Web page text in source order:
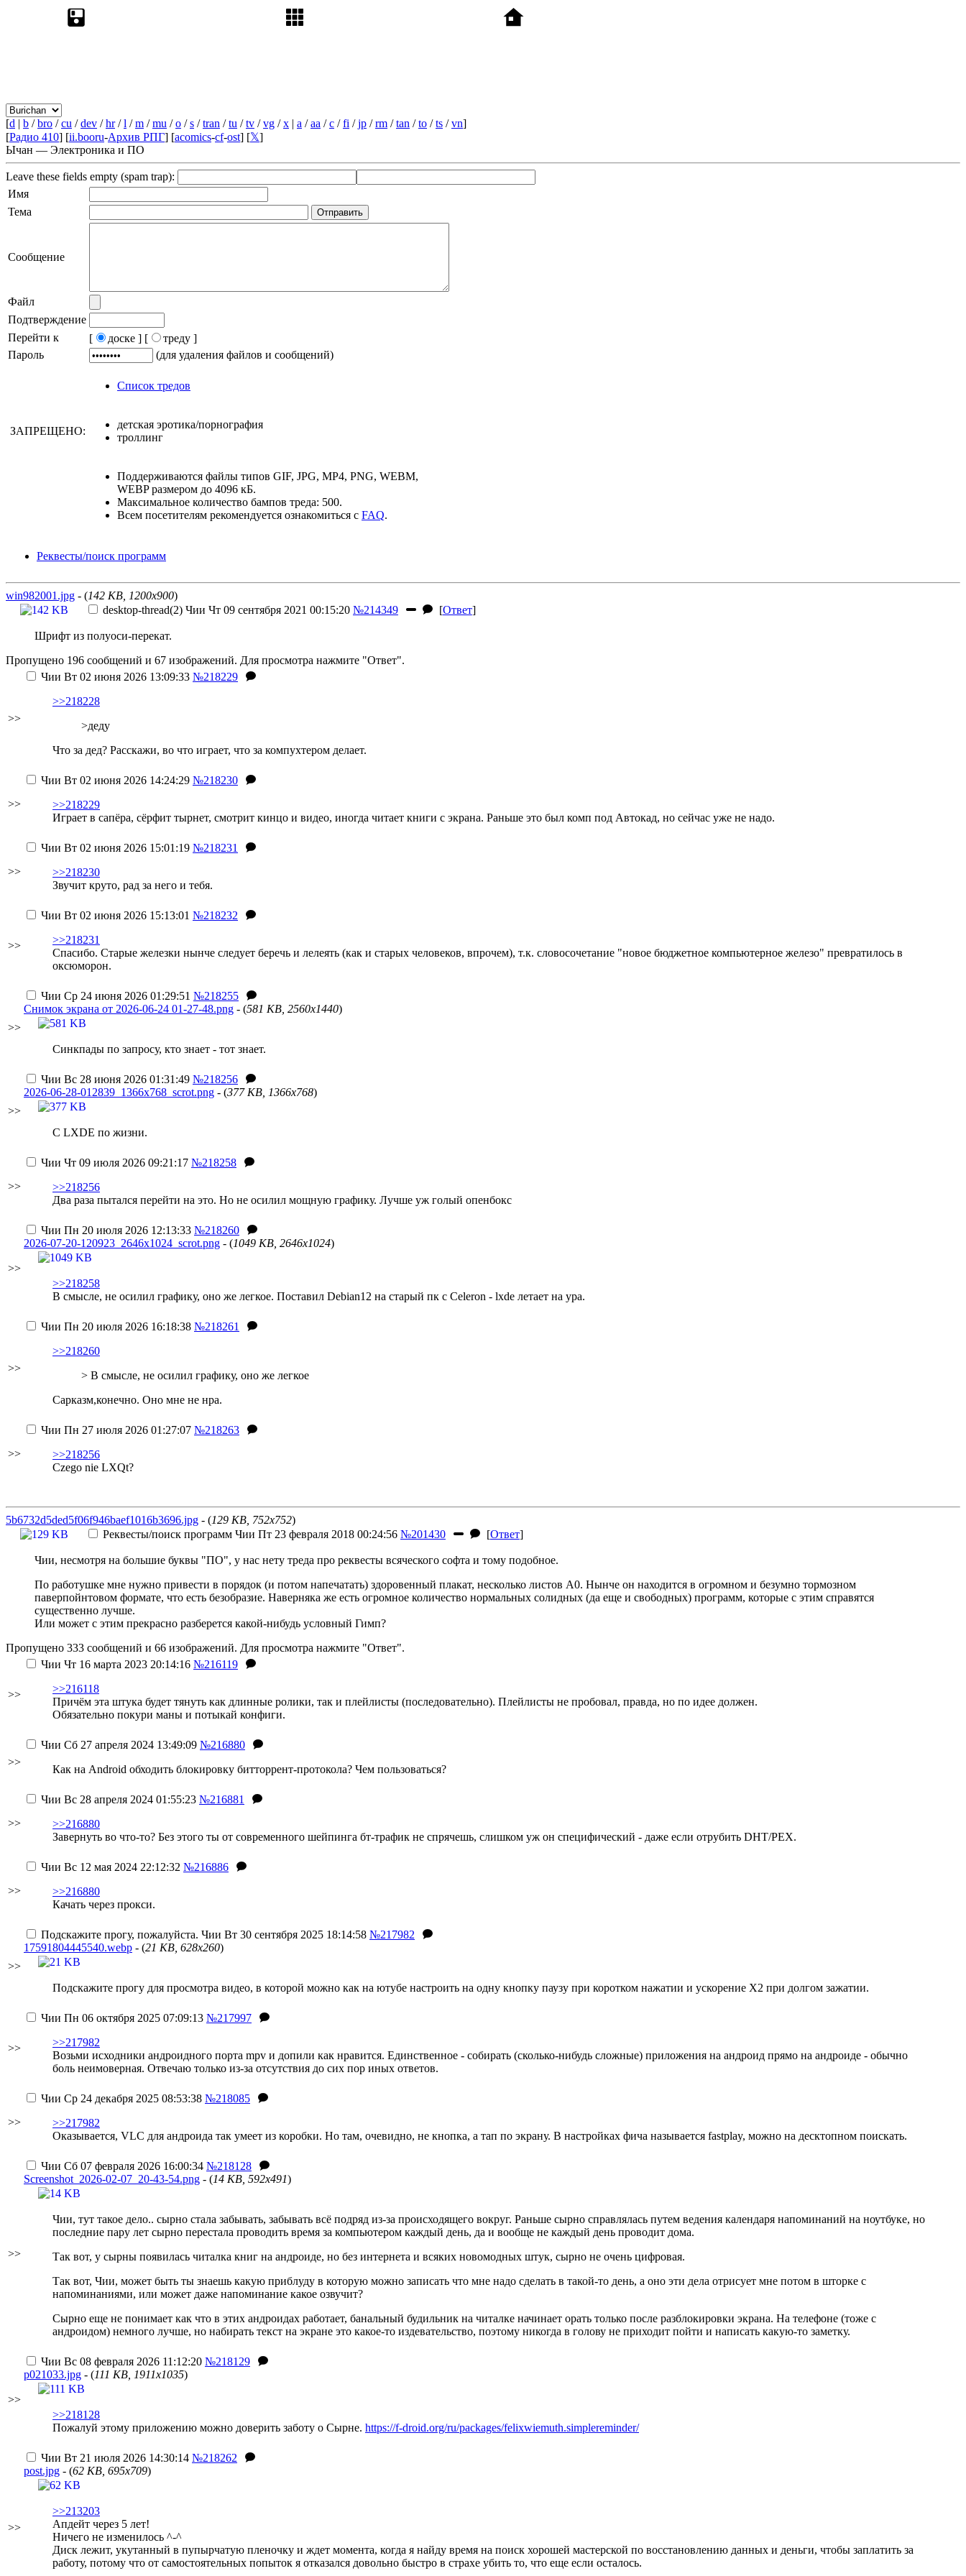
[d | b /bro /cu /dev /hr/l /m /mu /o /s /tran /tu /tv /vg /x | a /aa /c /fi /jp /rm /tan /to /ts /vn]
[Радио 410] [ii.booru-Архив РПГ] [acomics-cf-ost] [𝕏]
Ычан — Электроника и ПО
Leave these fields empty (spam trap):
Имя
Тема
Сообщение
Файл
Подтверждение
Перейти к
[ доске ] [
треду ]
Пароль
(для удаления файлов и сообщений)
Список тредов
ЗАПРЕЩЕНО:
детская эротика/порнография
троллинг
Поддерживаются файлы типов GIF, JPG, MP4, PNG, WEBM,
WEBP размером до 4096 кБ.
Максимальное количество бампов треда: 500.
Всем посетителям рекомендуется ознакомиться с FAQ.
Реквесты/поиск программ
win982001.jpg - (142 KB, 1200x900)
desktop-thread(2) Чии Чт 09 сентября 2021 00:15:20 №214349 [Ответ]
Шрифт из полуоси-перекат.
Пропущено 196 сообщений и 67 изображений. Для просмотра нажмите "Ответ".
>>
Чии Вт 02 июня 2026 13:09:33 №218229
>>218228
>деду
Что за дед? Расскажи, во что играет, что за компухтером делает.
>>
Чии Вт 02 июня 2026 14:24:29 №218230
>>218229
Играет в сапёра, сёрфит тырнет, смотрит кинцо и видео, иногда читает книги с экрана. Раньше это был комп под Автокад, но сейчас уже не надо.
>>
Чии Вт 02 июня 2026 15:01:19 №218231
>>218230
Звучит круто, рад за него и тебя.
>>
Чии Вт 02 июня 2026 15:13:01 №218232
>>218231
Спасибо. Старые железки нынче следует беречь и лелеять (как и старых человеков, впрочем), т.к. словосочетание "новое бюджетное компьютерное железо" превратилось в
оксюморон.
>>
Чии Ср 24 июня 2026 01:29:51 №218255
Снимок экрана от 2026-06-24 01-27-48.png - (581 KB, 2560x1440)
Синкпады по запросу, кто знает - тот знает.
>>
Чии Вс 28 июня 2026 01:31:49 №218256
2026-06-28-012839_1366x768_scrot.png - (377 KB, 1366x768)
С LXDE по жизни.
>>
Чии Чт 09 июля 2026 09:21:17 №218258
>>218256
Два раза пытался перейти на это. Но не осилил мощную графику. Лучше уж голый опенбокс
>>
Чии Пн 20 июля 2026 12:13:33 №218260
2026-07-20-120923_2646x1024_scrot.png - (1049 KB, 2646x1024)
>>218258
В смысле, не осилил графику, оно же легкое. Поставил Debian12 на старый пк с Celeron - lxde летает на ура.
>>
Чии Пн 20 июля 2026 16:18:38 №218261
>>218260
> В смысле, не осилил графику, оно же легкое
Сарказм,конечно. Оно мне не нра.
>>
Чии Пн 27 июля 2026 01:27:07 №218263
>>218256
Czego nie LXQt?
5b6732d5ded5f06f946baef1016b3696.jpg - (129 KB, 752x752)
Реквесты/поиск программ Чии Пт 23 февраля 2018 00:24:56 №201430 [Ответ]
Чии, несмотря на большие буквы "ПО", у нас нету треда про реквесты всяческого софта и тому подобное.
По работушке мне нужно привести в порядок (и потом напечатать) здоровенный плакат, несколько листов А0. Нынче он находится в огромном и безумно тормозном
паверпойнтовом формате, что есть безобразие. Наверняка же есть огромное количество нормальных солидных (да еще и свободных) программ, которые с этим справятся
существенно лучше.
Или может с этим прекрасно разберется какой-нибудь условный Гимп?
Пропущено 333 сообщений и 66 изображений. Для просмотра нажмите "Ответ".
>>
Чии Чт 16 марта 2023 20:14:16 №216119
>>216118
Причём эта штука будет тянуть как длинные ролики, так и плейлисты (последовательно). Плейлисты не пробовал, правда, но по идее должен.
Обязательно покури маны и потыкай конфиги.
>>
Чии Сб 27 апреля 2024 13:49:09 №216880
Как на Android обходить блокировку битторрент-протокола? Чем пользоваться?
>>
Чии Вс 28 апреля 2024 01:55:23 №216881
>>216880
Завернуть во что-то? Без этого ты от современного шейпинга бт-трафик не спрячешь, слишком уж он специфический - даже если отрубить DHT/PEX.
>>
Чии Вс 12 мая 2024 22:12:32 №216886
>>216880
Качать через прокси.
>>
Подскажите прогу, пожалуйста. Чии Вт 30 сентября 2025 18:14:58 №217982
17591804445540.webp - (21 KB, 628x260)
Подскажите прогу для просмотра видео, в которой можно как на ютубе настроить на одну кнопку паузу при коротком нажатии и ускорение Х2 при долгом зажатии.
>>
Чии Пн 06 октября 2025 07:09:13 №217997
>>217982
Возьми исходники андроидного порта mpv и допили как нравится. Единственное - собирать (сколько-нибудь сложные) приложения на андроид прямо на андроиде - обычно
боль неимоверная. Отвечаю только из-за отсутствия до сих пор иных ответов.
>>
Чии Ср 24 декабря 2025 08:53:38 №218085
>>217982
Оказывается, VLC для андроида так умеет из коробки. Но там, очевидно, не кнопка, а тап по экрану. В настройках фича называется fastplay, можно на десктопном поискать.
>>
Чии Сб 07 февраля 2026 16:00:34 №218128
Screenshot_2026-02-07_20-43-54.png - (14 KB, 592x491)
Чии, тут такое дело.. сырно стала забывать, забывать всё подряд из-за происходящего вокруг. Раньше сырно справлялась путем ведения календаря напоминаний на ноутбуке, но
последние пару лет сырно перестала проводить время за компьютером каждый день, да и вообще не каждый день проводит дома.
Так вот, у сырны появилась читалка книг на андроиде, но без интернета и всяких новомодных штук, сырно не очень цифровая.
Так вот, Чии, может быть ты знаешь какую приблуду в которую можно записать что мне надо сделать в такой-то день, а оно эти дела отрисует мне потом в шторке с
напоминаниями, или может даже напоминание какое озвучит?
Сырно еще не понимает как что в этих андроидах работает, банальный будильник на читалке начинает орать только после разблокировки экрана. На телефоне (тоже с
андроидом) немного лучше, но набирать текст на экране это какое-то издевательство, поэтому никогда в голову не приходит пойти и написать какую-то заметку.
>>
Чии Вс 08 февраля 2026 11:12:20 №218129
p021033.jpg - (111 KB, 1911x1035)
>>218128
Пожалуй этому приложению можно доверить заботу о Сырне. https://f-droid.org/ru/packages/felixwiemuth.simplereminder/
>>
Чии Вт 21 июля 2026 14:30:14 №218262
post.jpg - (62 KB, 695x709)
>>213203
Апдейт через 5 лет!
Ничего не изменилось ^-^
Диск лежит, укутанный в пупырчатую пленочку и ждет момента, когда я найду время на поиск хорошей мастерской по восстановлению данных и деньги, чтобы заплатить за
работу, потому что от самостоятельных попыток я отказался довольно быстро в страхе убить то, что еще если осталось.